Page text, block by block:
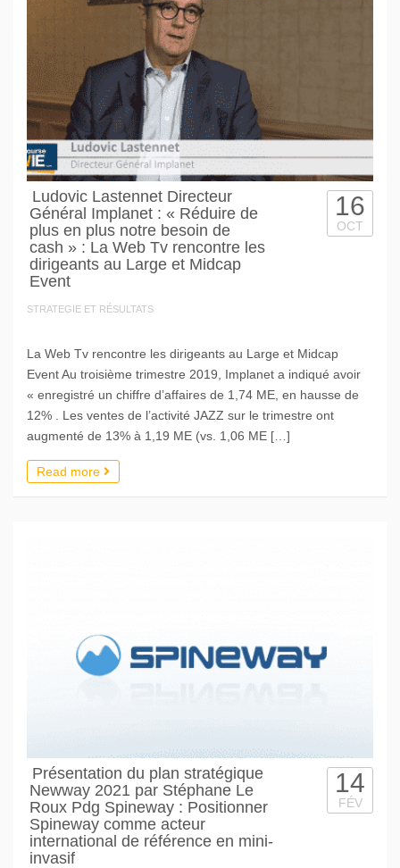
Ludovic Lastennet Directeur
Général Implanet : « Réduire de
plus en plus notre besoin de
cash » : La Web Tv rencontre les
dirigeants au Large et Midcap
Event
STRATEGIE ET RÉSULTATS
16
OCT
La Web Tv rencontre les dirigeants au Large et Midcap
Event Au troisième trimestre 2019, Implanet a indiqué avoir
« enregistré un chiffre d’affaires de 1,74 ME, en hausse de
12% . Les ventes de l’activité JAZZ sur le trimestre ont
augmenté de 13% à 1,19 ME (vs. 1,06 ME […]
Read more
Présentation du plan stratégique
Newway 2021 par Stéphane Le
Roux Pdg Spineway : Positionner
Spineway comme acteur
international de référence en mini-
invasif
14
FÉV